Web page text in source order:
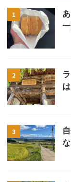
1
2
3
な